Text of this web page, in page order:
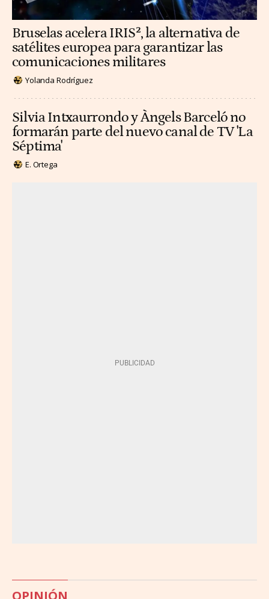
Bruselas acelera IRIS², la alternativa de
satélites europea para garantizar las
comunicaciones militares
Yolanda Rodríguez
Silvia Intxaurrondo y Àngels Barceló no
formarán parte del nuevo canal de TV 'La
Séptima'
E. Ortega